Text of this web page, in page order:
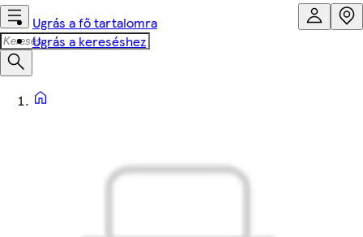
Ugrás a fő tartalomra
Ugrás a kereséshez